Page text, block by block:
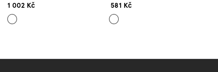
1 002 Kč
Mix
barev
581 Kč
Černá